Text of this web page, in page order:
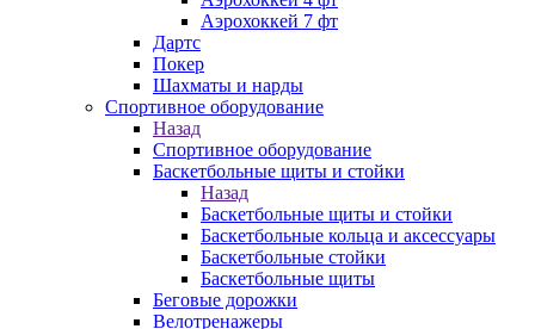
Аэрохоккей 7 фт
Дартс
Покер
Шахматы и нарды
Спортивное оборудование
Назад
Спортивное оборудование
Баскетбольные щиты и стойки
Назад
Баскетбольные щиты и стойки
Баскетбольные кольца и аксессуары
Баскетбольные стойки
Баскетбольные щиты
Беговые дорожки
Велотренажеры